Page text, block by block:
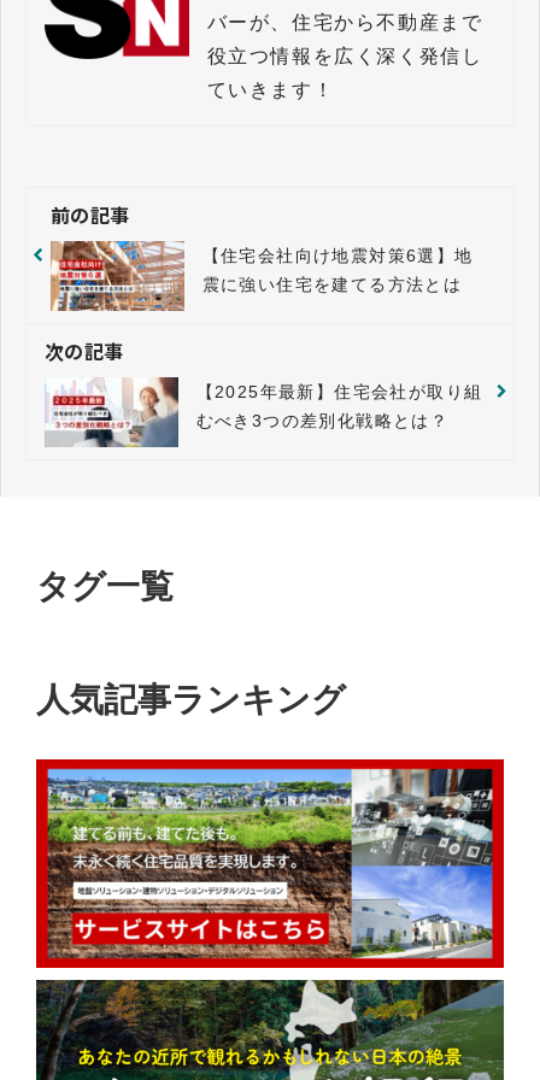
バーが、住宅から不動産まで
役立つ情報を広く深く発信し
前の記事
【住宅会社向け地震対策6選】地
震に強い住宅を建てる方法とは
次の記事
【2025年最新】住宅会社が取り組
むべき3つの差別化戦略とは？
タグ一覧
人気記事ランキング